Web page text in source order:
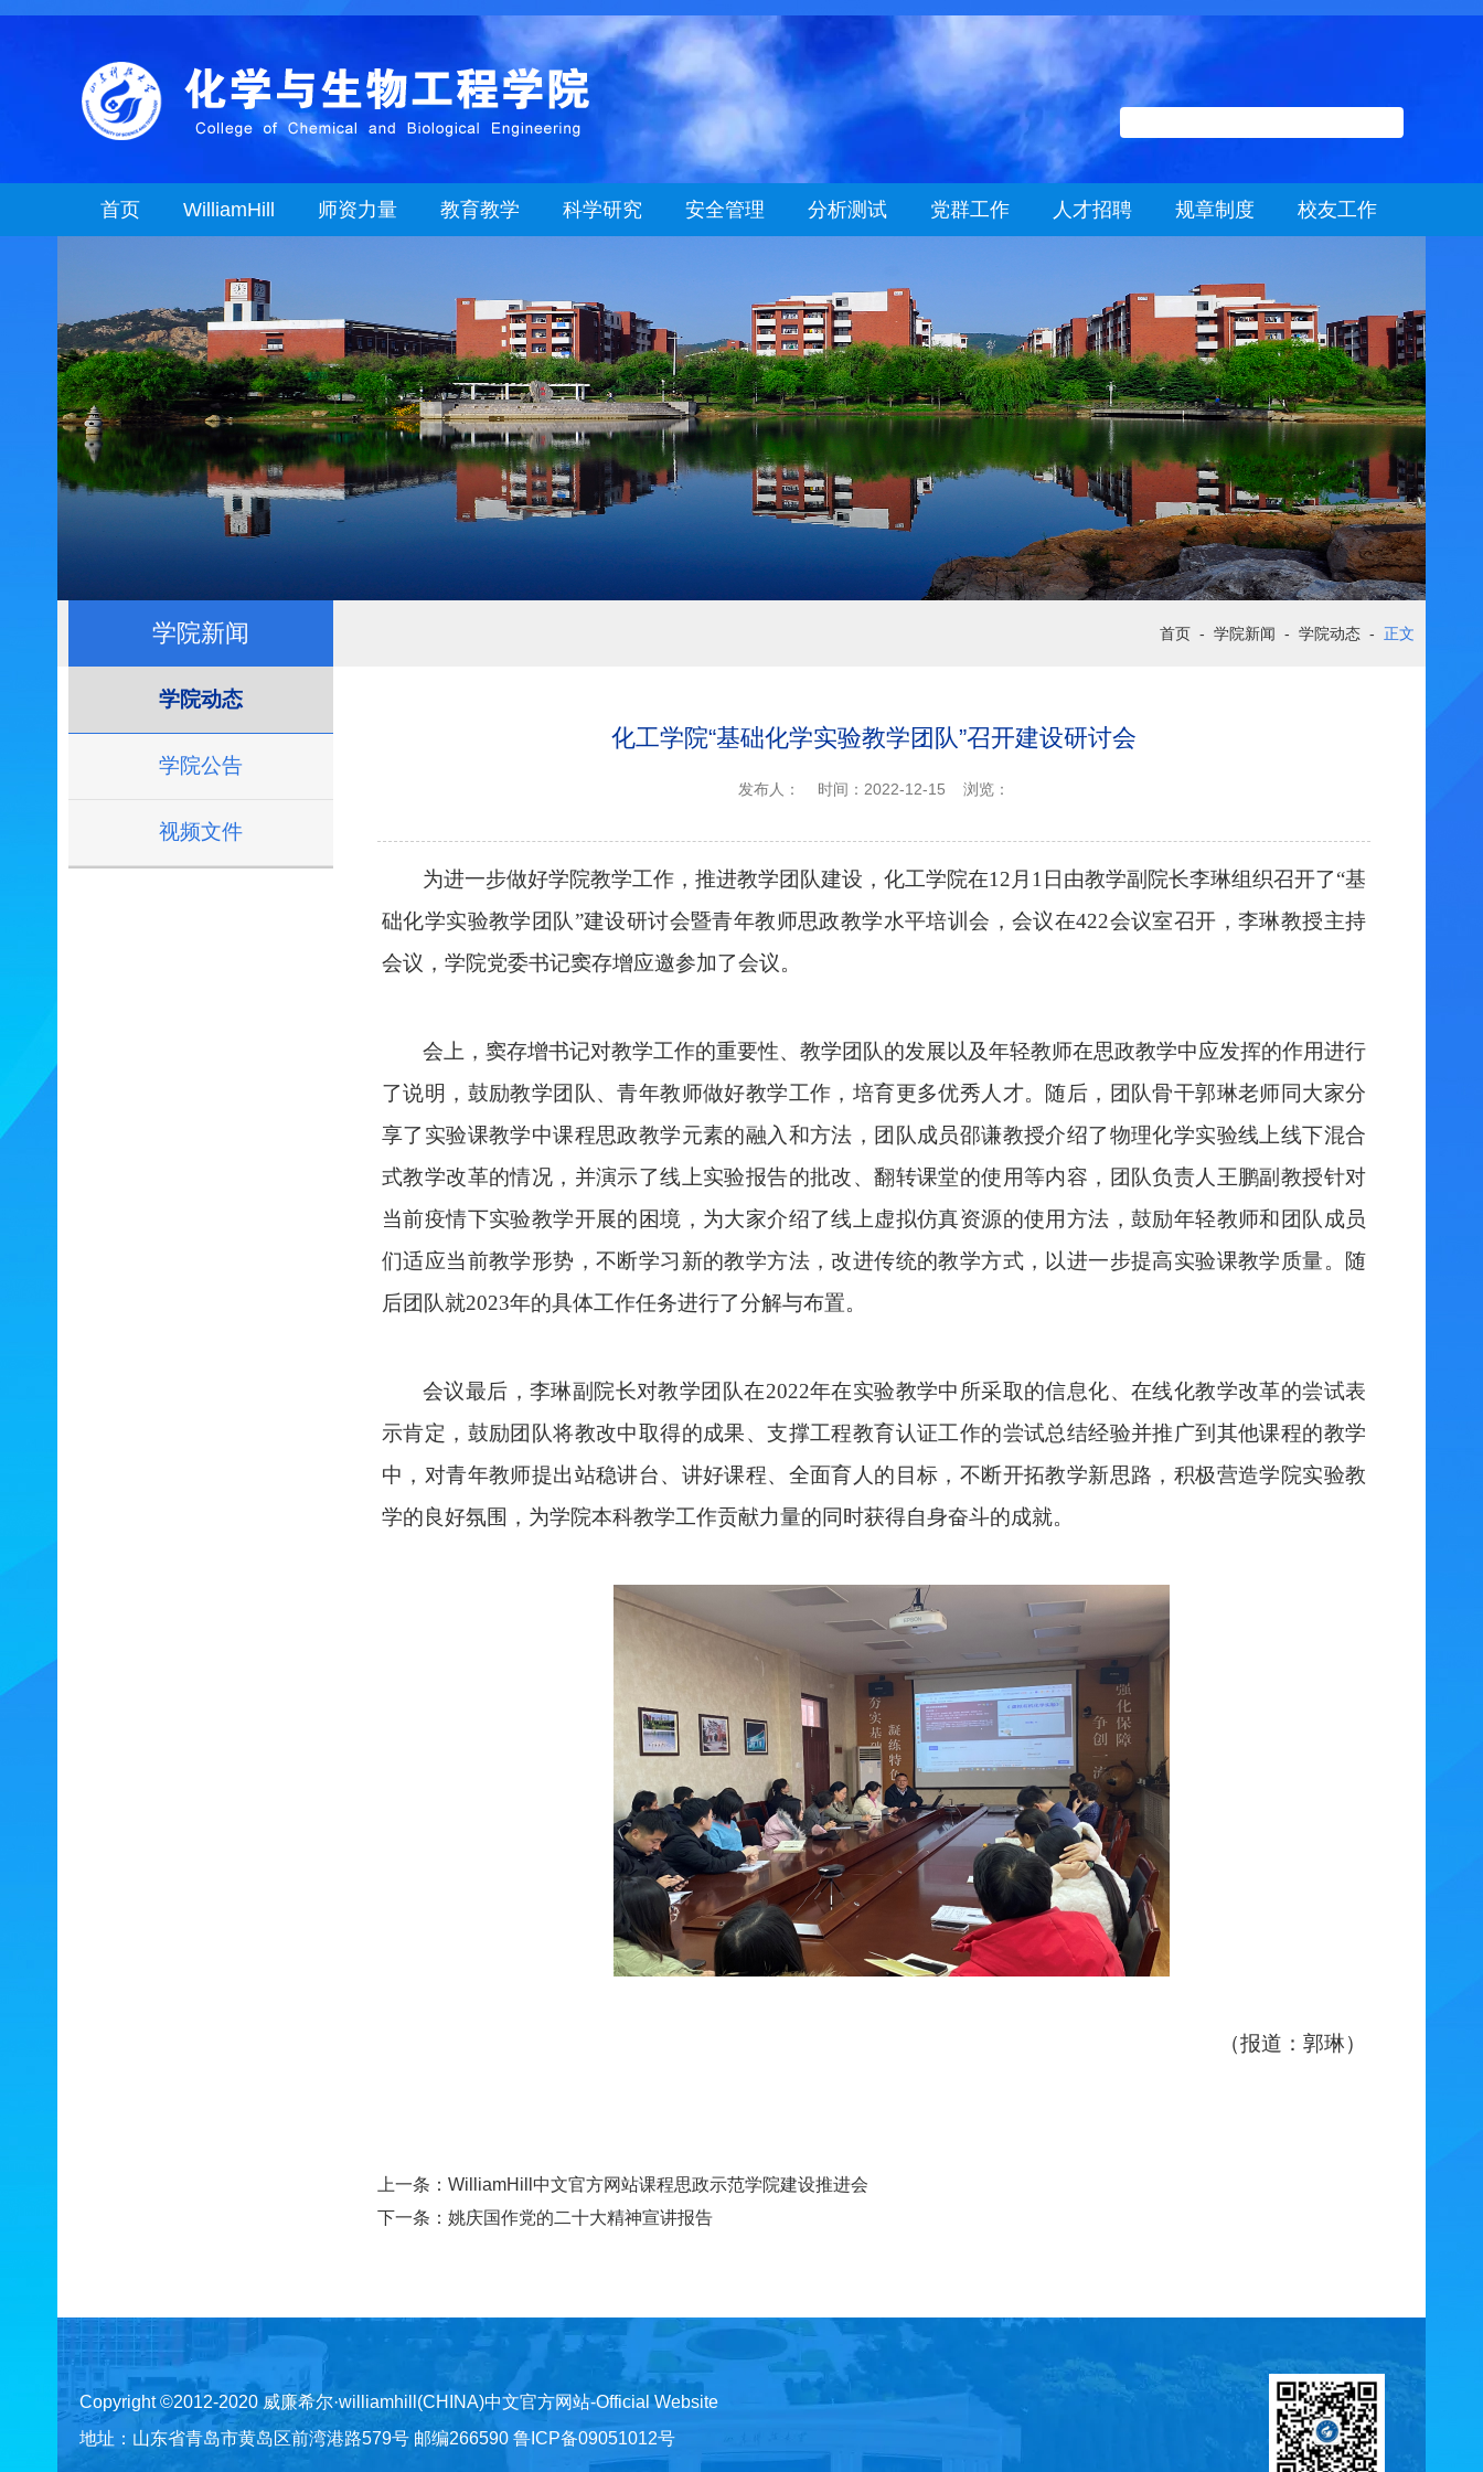
首页 WilliamHill 师资力量 教育教学 科学研究 安全管理 分析测试 党群工作 人才招聘 规章制度 校友工作
学院新闻 首页 - 学院新闻 - 学院动态 - 正文
学院动态
学院公告
视频文件
化工学院“基础化学实验教学团队”召开建设研讨会
发布人： 时间：2022-12-15 浏览：
为进一步做好学院教学工作，推进教学团队建设，化工学院在12月1日由教学副院长李琳组织召开了“基
础化学实验教学团队”建设研讨会暨青年教师思政教学水平培训会，会议在422会议室召开，李琳教授主持
会议，学院党委书记窦存增应邀参加了会议。
会上 ， 窦存增书记对教学工作的重要性、教学团队的发展以及年轻教师在思政教学中应发挥的作用进行
了说明，鼓励教学团队、青年教师做好教学工作，培育更多优秀人才。随后，团队骨干郭琳老师同大家分
享了实验课教学中课程思政教学元素的融入和方法 ，团队 成员邵谦教授介绍了物理化学实验线上线下混合
式教学改革的情况， 并演示了线上实验报告的批改、翻转课堂的使用等内容 ，团队负责人王鹏副教授针对
当前疫情下实验教学开展的困境，为大家介绍了线上虚拟仿真资源的使用方法，鼓励年轻教师和团队成员
们适应当前教学形势 ，不断学习 新的教学方法 ，改进传统的教学方式，以进一步提高实验课教学质量。 随
后团队就2023年的具体工作任务进行了分解与布置。
会议最后 ，李琳副院长对教学团队在2022年在实验教学中 所采取的信息化、在线化教学改革的尝试表
示肯定，鼓励团队将教改中取得的成果、支撑工程教育认证工作的尝试总结经验并推广到其他课程的教学
中，对青年教师提出站稳讲台、讲好课程、全面育人的目标 ， 不断开拓教学新思路， 积极营造学院实验教
学的良好氛围 ，为学院本科教学工作贡献力量的同时获得自身奋斗的成就。
（报道： 郭琳）
上一条： WilliamHill中文官方网站课程思政示范学院建设推进会
下一条： 姚庆国作党的二十大精神宣讲报告
Copyright ©2012-2020 威廉希尔·williamhill(CHINA)中文官方网站-Official Website
地址：山东省青岛市黄岛区前湾港路579号 邮编266590 鲁ICP备09051012号